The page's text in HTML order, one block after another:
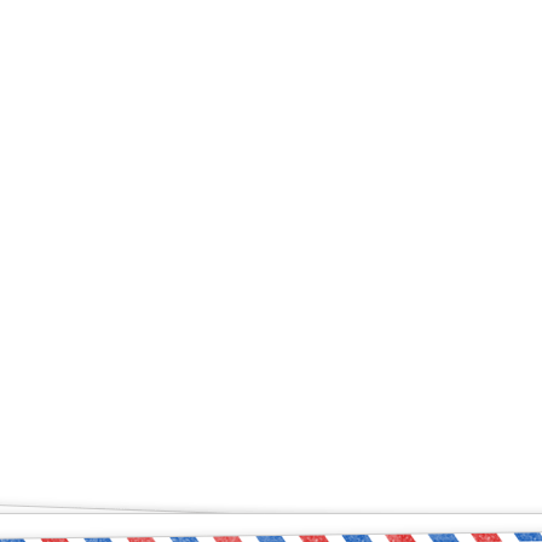
чувствует себя